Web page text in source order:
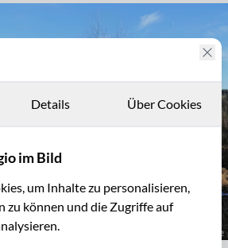
Details Über Cookies
im Bild
um Inhalte zu personalisieren,
zu können und die Zugriffe auf